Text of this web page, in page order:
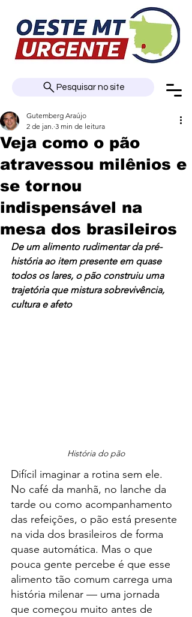
Pesquisar no site
Veja como o pão
atravessou milênios e
se tornou
indispensável na
mesa dos brasileiros
Gutemberg Araújo
2 de jan. 3 min de leitura
De um alimento rudimentar da pré-
história ao item presente em quase
todos os lares, o pão construiu uma
trajetória que mistura sobrevivência,
cultura e afeto
História do pão
Difícil imaginar a rotina sem ele.
No café da manhã, no lanche da
tarde ou como acompanhamento
das refeições, o pão está presente
na vida dos brasileiros de forma
quase automática. Mas o que
pouca gente percebe é que esse
alimento tão comum carrega uma
história milenar — uma jornada
que começou muito antes de